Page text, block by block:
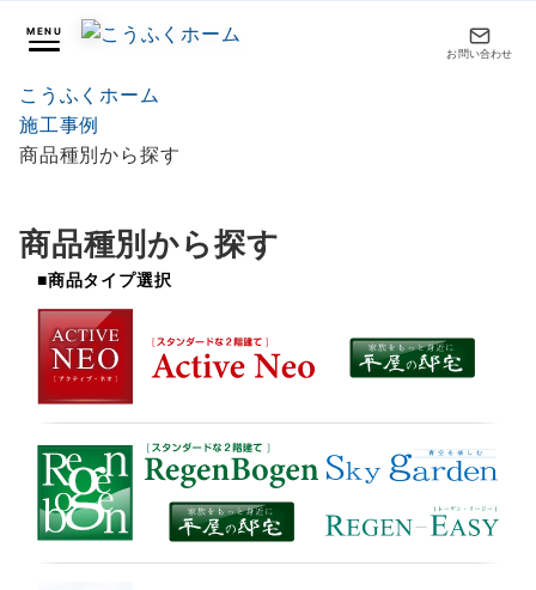
MENU
お問い合わせ
こうふくホーム
施工事例
商品種別から探す
商品種別から探す
■商品タイプ選択
SVG1 SVG2 SVG3
SVG4
SVG5 SVG6
SVG7 SVG8